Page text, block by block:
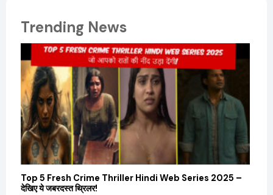
Trending News
Top 5 Fresh Crime Thriller Hindi Web Series 2025 –
देखिए ये जबरदस्त थ्रिलर!